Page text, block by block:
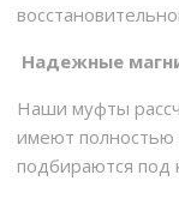
Надежные
Наши муфты
имеют
подбираются под